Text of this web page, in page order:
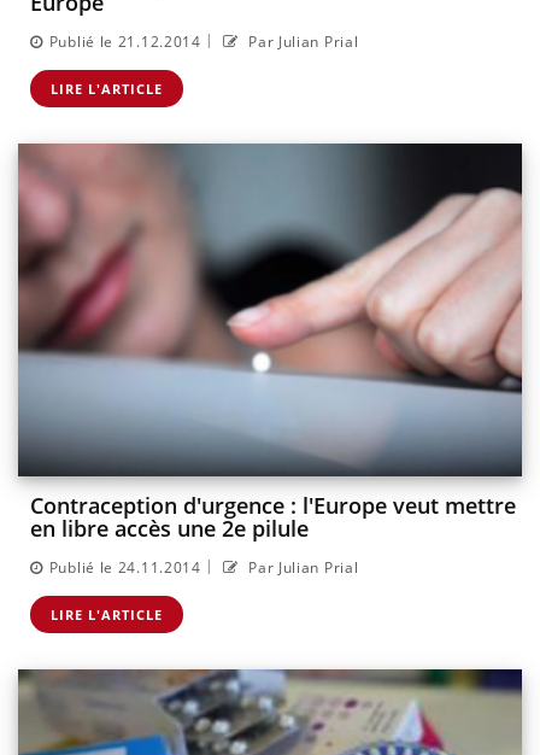
Publié le 21.12.2014 | Par Julian Prial
LIRE L'ARTICLE
Contraception d'urgence : l'Europe veut mettre
en libre accès une 2e pilule
Publié le 24.11.2014 | Par Julian Prial
LIRE L'ARTICLE